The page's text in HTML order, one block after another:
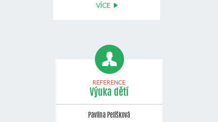
VÍCE
REFERENCE
Výuka dětí
Pavlína Pelíšková